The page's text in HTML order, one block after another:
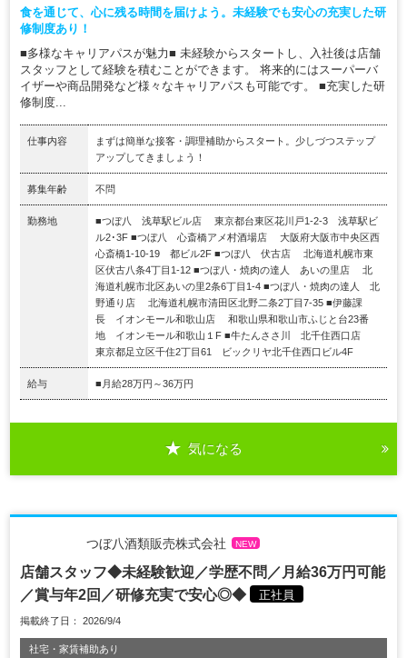
食を通じて、心に残る時間を届けよう。未経験でも安心の充実した研
修制度あり！
■多様なキャリアパスが魅力■ 未経験からスタートし、入社後は店舗
スタッフとして経験を積むことができます。 将来的にはスーパーバ
イザーや商品開発など様々なキャリアパスも可能です。 ■充実した研
修制度...
仕事内容
まずは簡単な接客・調理補助からスタート。少しづつステップ
アップしてきましょう！
募集年齢 不問
勤務地
■つぼ八 浅草駅ビル店 東京都台東区花川戸1-2-3 浅草駅ビ
ル2･3F ■つぼ八 心斎橋アメ村酒場店 大阪府大阪市中央区西
心斎橋1-10-19 都ビル2F ■つぼ八 伏古店 北海道札幌市東
区伏古八条4丁目1-12 ■つぼ八・焼肉の達人 あいの里店 北
海道札幌市北区あいの里2条6丁目1-4 ■つぼ八・焼肉の達人 北
野通り店 北海道札幌市清田区北野二条2丁目7-35 ■伊藤課
長 イオンモール和歌山店 和歌山県和歌山市ふじと台23番
地 イオンモール和歌山１F ■牛たんささ川 北千住西口店
東京都足立区千住2丁目61 ビックリヤ北千住西口ビル4F
給与 ■月給28万円～36万円
気になる
つぼ八酒類販売株式会社 NEW
店舗スタッフ◆未経験歓迎／学歴不問／月給36万円可能
／賞与年2回／研修充実で安心◎◆
正社員
掲載終了日： 2026/9/4
社宅・家賃補助あり